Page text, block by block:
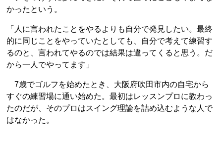
かったという。
「人に言われたことをやるよりも自分で発見したい。最終
的に同じことをやっていたとしても、自分で考えて練習す
るのと、言われてやるのでは結果は違ってくると思う。だ
から一人でやってます」
7歳でゴルフを始めたとき、大阪府吹田市内の自宅から
すぐの練習場に通い始めた。最初はレッスンプロに教わっ
たのだが、そのプロはスイング理論を詰め込むような人で
はなかった。